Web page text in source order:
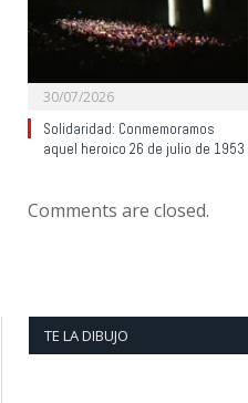
30/07/2026
Solidaridad: Conmemoramos
aquel heroico 26 de julio de 1953
Comments are closed.
TE LA DIBUJO